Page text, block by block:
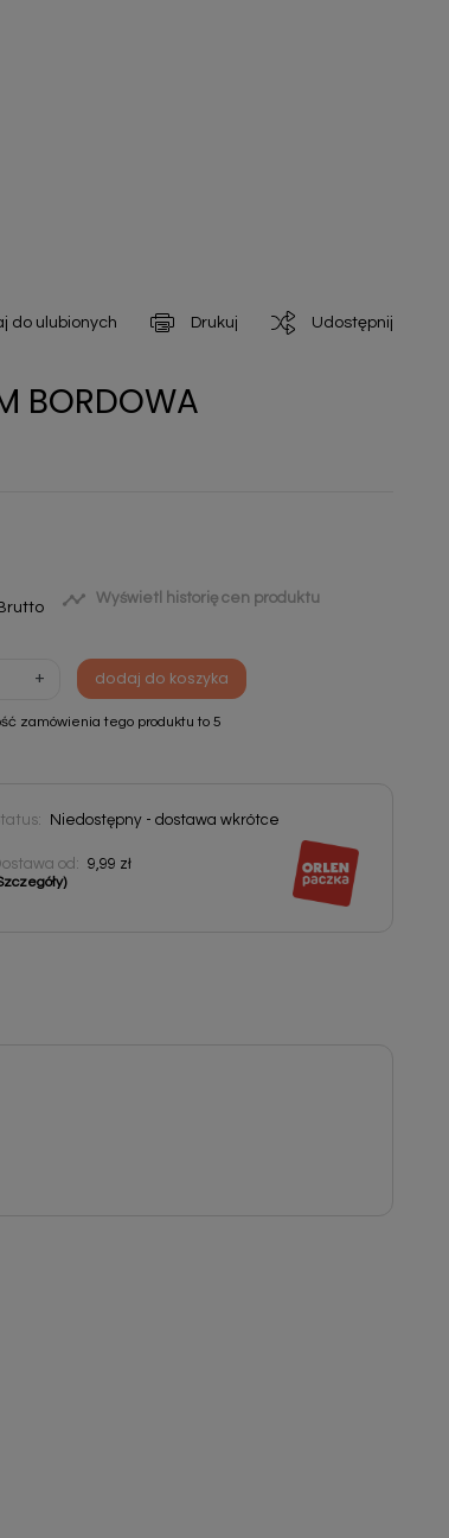
do ulubionych Drukuj Udostępnij
BORDOWA
 Wyświetl historię cen produktu
+ dodaj do koszyka
zamówienia tego produktu to 5
Niedostępny - dostawa wkrótce
od: 9,99 zł